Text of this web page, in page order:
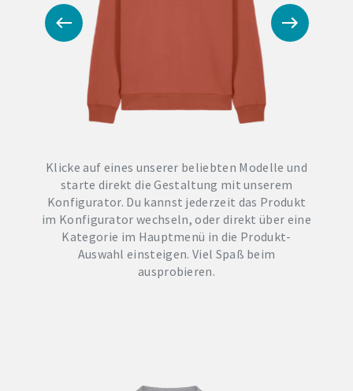
Klicke auf eines unserer beliebten Modelle und
starte direkt die Gestaltung mit unserem
Konfigurator. Du kannst jederzeit das Produkt
im Konfigurator wechseln, oder direkt über eine
Kategorie im Hauptmenü in die Produkt-
Auswahl einsteigen. Viel Spaß beim
ausprobieren.